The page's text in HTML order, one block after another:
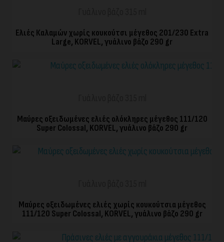
Ελιές Καλαμών χωρίς κουκούτσι μέγεθος 201/230 Extra
Large, KORVEL, γυάλινο βάζο 290 gr
ΓΡΉΓΟΡΗ ΠΡΟΒΟΛΉ
Μαύρες οξειδωμένες ελιές ολόκληρες μέγεθος 111/120
Super Colossal, KORVEL, γυάλινο βάζο 290 gr
ΓΡΉΓΟΡΗ ΠΡΟΒΟΛΉ
Μαύρες οξειδωμένες ελιές χωρίς κουκούτσια μέγεθος
111/120 Super Colossal, KORVEL, γυάλινο βάζο 290 gr
ΓΡΉΓΟΡΗ ΠΡΟΒΟΛΉ